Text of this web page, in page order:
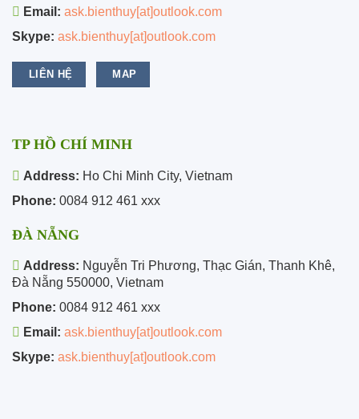
Email: ask.bienthuy[at]outlook.com
Skype: ask.bienthuy[at]outlook.com
LIÊN HỆ MAP
TP HỒ CHÍ MINH
Address: Ho Chi Minh City, Vietnam
Phone: 0084 912 461 xxx
ĐÀ NẴNG
Address: Nguyễn Tri Phương, Thạc Gián, Thanh Khê,
Đà Nẵng 550000, Vietnam
Phone: 0084 912 461 xxx
Email: ask.bienthuy[at]outlook.com
Skype: ask.bienthuy[at]outlook.com